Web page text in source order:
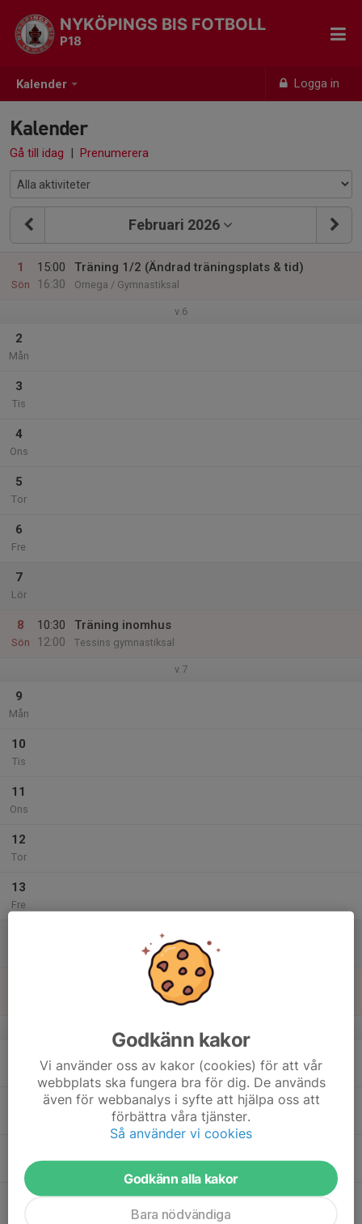
Kalender Logga in
NYKÖPINGS BIS FOTBOLL
P18
Kalender
Gå till idag | Prenumerera
Februari 2026
1
Sön
15:00
16:30
Träning 1/2 (Ändrad träningsplats & tid)
Omega / Gymnastiksal
v.6
2
Mån
3
Tis
4
Ons
5
Tor
6
Fre
7
Lör
8
Sön
10:30
12:00
Träning inomhus
Tessins gymnastiksal
v.7
9
Mån
10
Tis
11
Ons
12
Tor
13
Fre
Träningsmatcher mot OIK P18
Herrhagsskolan / Gymnastiksal, Arnö
Ons
Godkänn kakor
Vi använder oss av kakor (cookies) för att vår
webbplats ska fungera bra för dig. De används
även för webbanalys i syfte att hjälpa oss att
förbättra våra tjänster.
Så använder vi cookies
Godkänn alla kakor
Bara nödvändiga